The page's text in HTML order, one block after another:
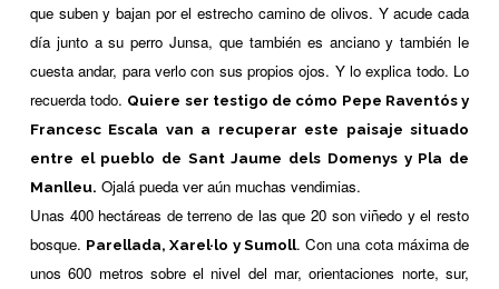
que suben y bajan por el estrecho camino de olivos. Y acude cada
día junto a su perro Junsa, que también es anciano y también le
cuesta andar, para verlo con sus propios ojos. Y lo explica todo. Lo
recuerda todo. Quiere ser testigo de cómo Pepe Raventós y
Francesc Escala van a recuperar este paisaje situado
entre el pueblo de Sant Jaume dels Domenys y Pla de
Manlleu. Ojalá pueda ver aún muchas vendimias.
Unas 400 hectáreas de terreno de las que 20 son viñedo y el resto
bosque. Parellada, Xarel·lo y Sumoll. Con una cota máxima de
unos 600 metros sobre el nivel del mar, orientaciones norte, sur,